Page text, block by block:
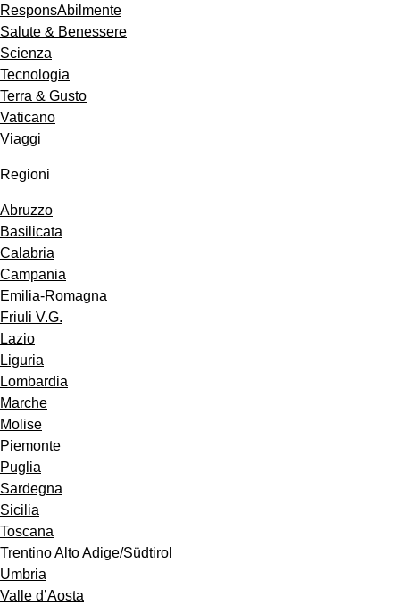
ResponsAbilmente
Salute & Benessere
Scienza
Tecnologia
Terra & Gusto
Vaticano
Viaggi
Regioni
Abruzzo
Basilicata
Calabria
Campania
Emilia-Romagna
Friuli V.G.
Lazio
Liguria
Lombardia
Marche
Molise
Piemonte
Puglia
Sardegna
Sicilia
Toscana
Trentino Alto Adige/Südtirol
Umbria
Valle d’Aosta